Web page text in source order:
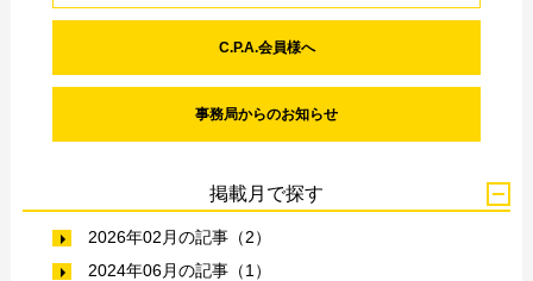
C.P.A.会員様へ
事務局からのお知らせ
掲載月で探す
2026年02月の記事（2）
2024年06月の記事（1）